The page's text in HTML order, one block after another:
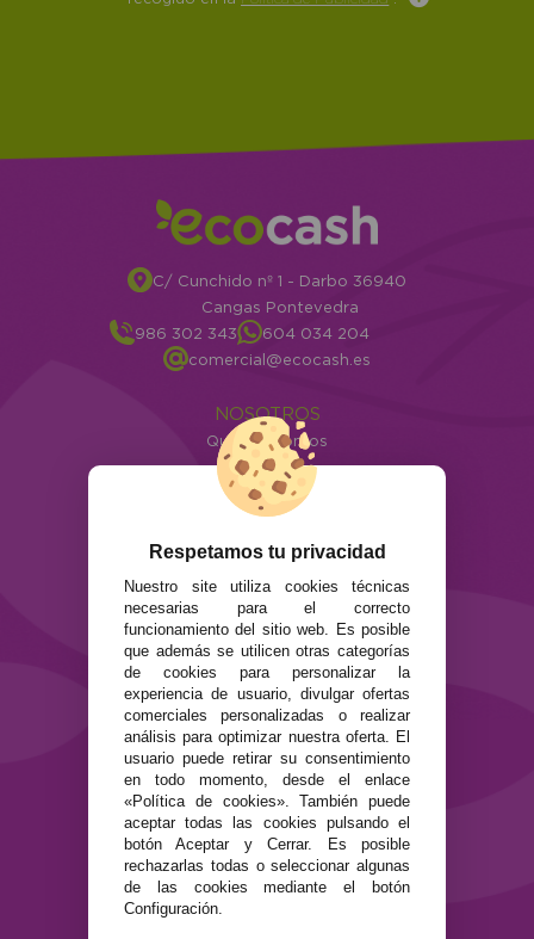
C/ Cunchido nº 1 - Darbo 36940
Cangas Pontevedra
986 302 343
604 034 204
comercial@ecocash.es
NOSOTROS
Quiénes somos
Info
ATENCIÓN AL CLIENTE
Envíos y devoluciones
Preguntas Frecuentes
Contacto
SEGURIDAD Y PRIVACIDAD
Términos y condiciones de uso
Política de privacidad
Política de cookies
Respetamos tu privacidad
Nuestro site utiliza cookies técnicas
necesarias para el correcto
funcionamiento del sitio web. Es posible
que además se utilicen otras categorías
de cookies para personalizar la
experiencia de usuario, divulgar ofertas
comerciales personalizadas o realizar
análisis para optimizar nuestra oferta. El
usuario puede retirar su consentimiento
en todo momento, desde el enlace
«Política de cookies». También puede
aceptar todas las cookies pulsando el
botón Aceptar y Cerrar. Es posible
rechazarlas todas o seleccionar algunas
de las cookies mediante el botón
Configuración.